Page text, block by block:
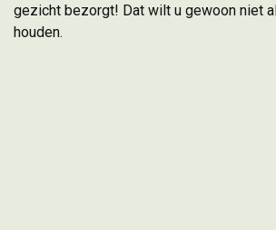
gezicht bezorgt! Dat wilt u gewoon niet
houden.